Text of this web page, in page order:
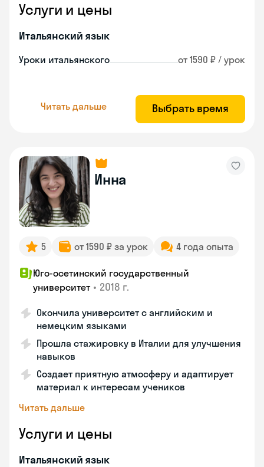
Услуги и цены
Итальянский язык
Уроки итальянского от 1590 ₽ / урок
Читать дальше Выбрать время
Инна
5 от 1590 ₽ за урок 4 года опыта
Юго-осетинский государственный
университет • 2018 г.
Окончила университет с английским и
немецким языками
Прошла стажировку в Италии для улучшения
навыков
Создает приятную атмосферу и адаптирует
материал к интересам учеников
Читать дальше
Услуги и цены
Итальянский язык